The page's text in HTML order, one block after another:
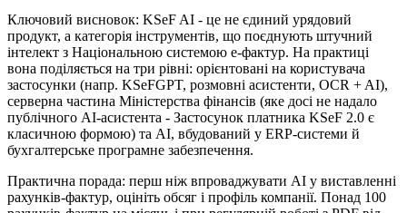
Ключовий висновок: KSeF AI - це не єдиний урядовий
продукт, а категорія інструментів, що поєднують штучний
інтелект з Національною системою е-фактур. На практиці
вона поділяється на три рівні: орієнтовані на користувача
застосунки (напр. KSeFGPT, розмовні асистенти, OCR + AI),
серверна частина Міністерства фінансів (яке досі не надало
публічного AI-асистента - Застосунок платника KSeF 2.0 є
класичною формою) та AI, вбудований у ERP-системи й
бухгалтерське програмне забезпечення.
Практична порада: перш ніж впроваджувати AI у виставленні
рахунків-фактур, оцініть обсяг і профіль компанії. Понад 100